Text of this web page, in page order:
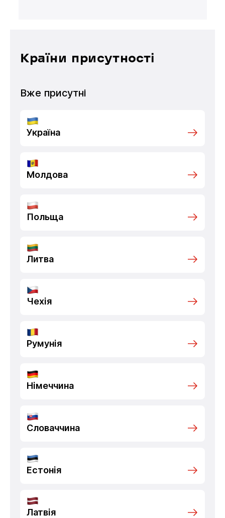
Країни присутності
Вже присутні
Україна
Молдова
Польща
Литва
Чехія
Румунія
Німеччина
Словаччина
Естонія
Латвія